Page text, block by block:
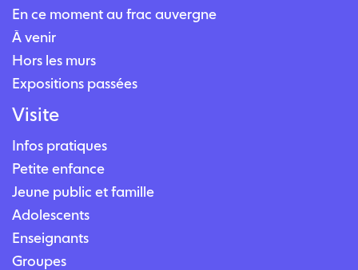
En ce moment au frac auvergne
À venir
Hors les murs
Expositions passées
Visite
Infos pratiques
Petite enfance
Jeune public et famille
Adolescents
Enseignants
Groupes